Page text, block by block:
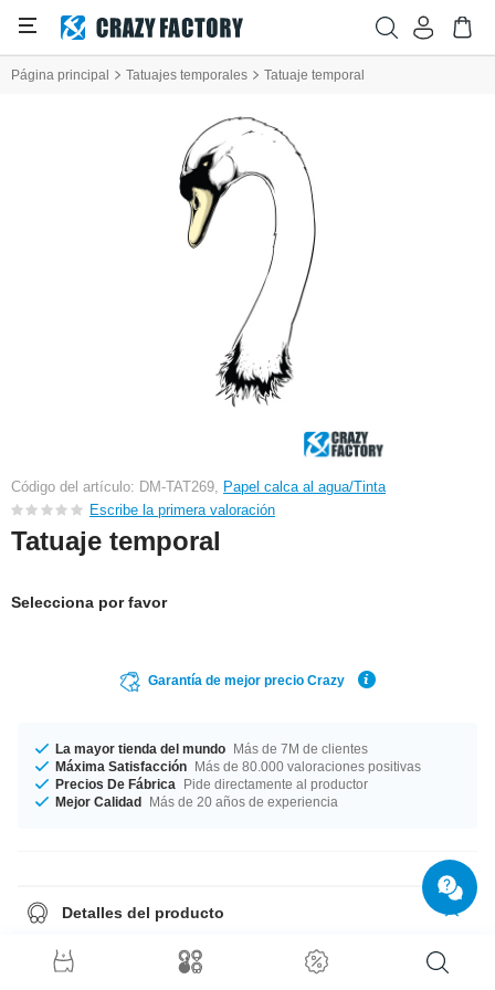
Página principal Tatuajes temporales Tatuaje temporal
Código del artículo: DM-TAT269, Papel calca al agua/Tinta
Escribe la primera valoración
Tatuaje temporal
Selecciona por favor
Garantía de mejor precio Crazy
La mayor tienda del mundo Más de 7M de clientes
Máxima Satisfacción Más de 80.000 valoraciones positivas
Precios De Fábrica
Pide directamente al productor
Mejor Calidad Más de 20 años de experiencia
Detalles del producto
facilmente.